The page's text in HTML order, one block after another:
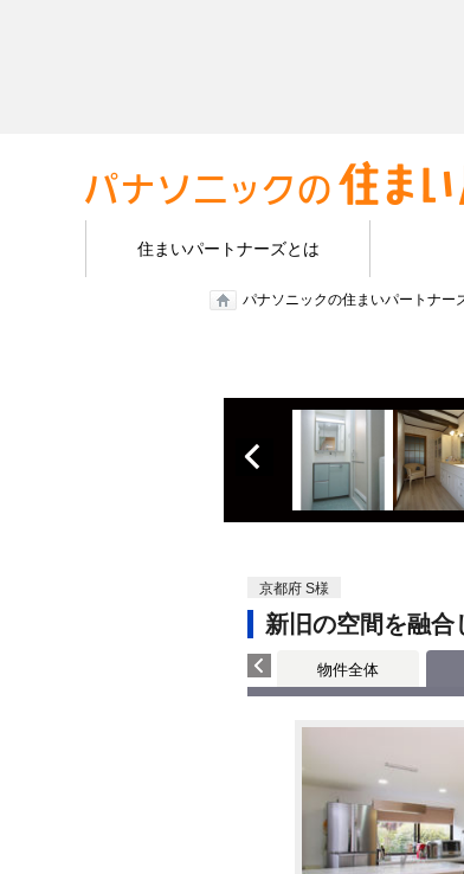
住まいパートナーズとは
パナソニックの住まいパートナー
京都府 S様
新旧の空間を融合
物件全体